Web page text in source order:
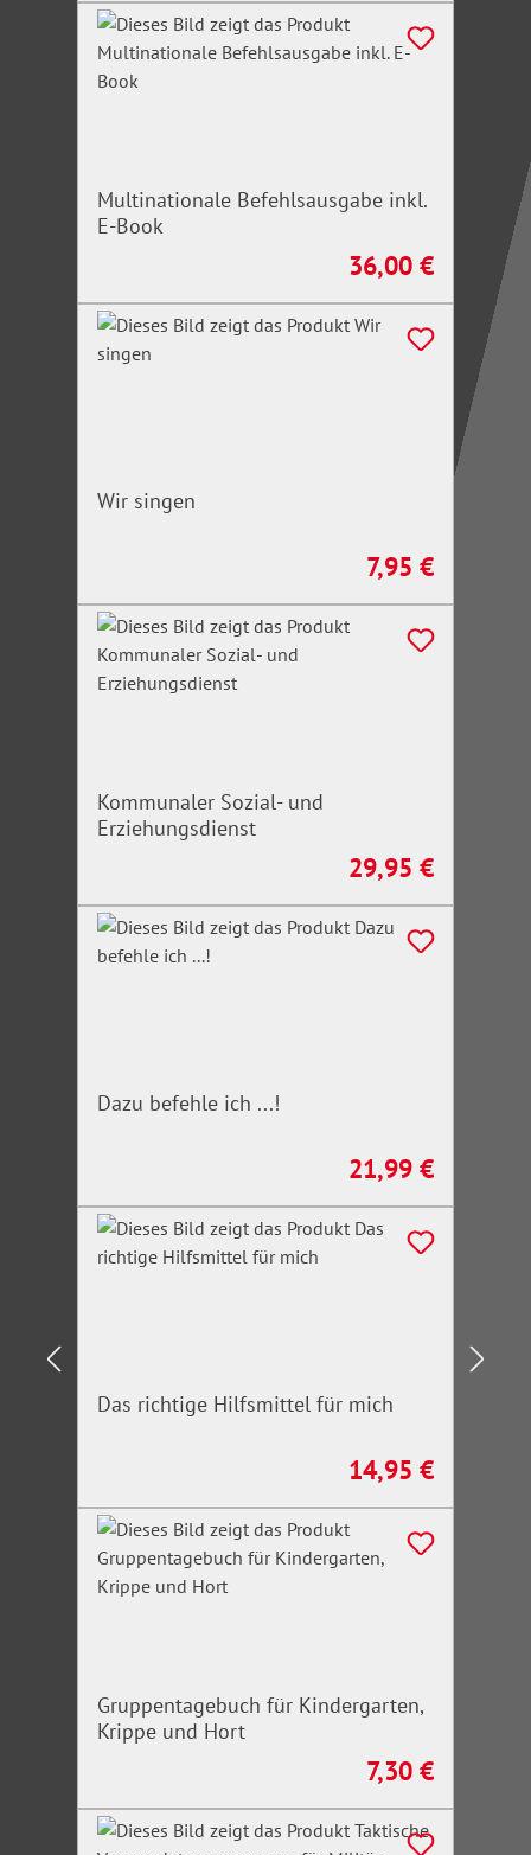
Irrtümer/Änderungen vorbehalten
Multinationale Befehlsausgabe inkl.
E-Book
Regulärer Preis:
36,00 €
Wir singen
Regulärer Preis:
7,95 €
Kommunaler Sozial- und
Erziehungsdienst
Regulärer Preis:
29,95 €
Dazu befehle ich ...!
Regulärer Preis:
21,99 €
Das richtige Hilfsmittel für mich
Regulärer Preis:
14,95 €
Gruppentagebuch für Kindergarten,
Krippe und Hort
Regulärer Preis:
7,30 €